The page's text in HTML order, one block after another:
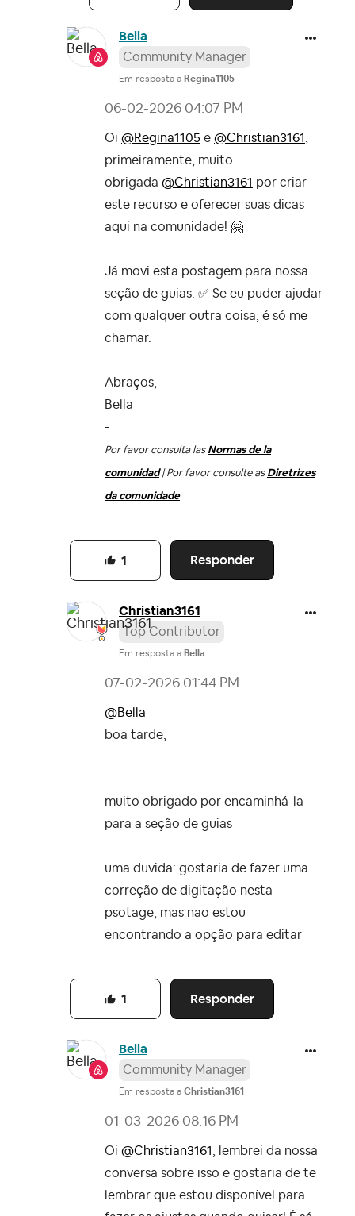
Bella
Community Manager
Em resposta a Regina1105
‎06-02-2026 04:07 PM
Oi @Regina1105 e @Christian3161 ,
primeiramente, muito
obrigada @Christian3161 por criar
este recurso e oferecer suas dicas
aqui na comunidade! 🤗
Já movi esta postagem para nossa
seção de guias. ✅ Se eu puder ajudar
com qualquer outra coisa, é só me
chamar.
Abraços,
Bella
-
Por favor consulta las Normas de la
comunidad| Por favor consulte as Diretrizes
da comunidade
Responder
1
Christian3161
Top Contributor
Em resposta a Bella
‎07-02-2026 01:44 PM
@Bella
boa tarde,
muito obrigado por encaminhá-la
para a seção de guias
uma duvida: gostaria de fazer uma
correção de digitação nesta
psotage, mas nao estou
encontrando a opção para editar
Responder
1
Bella
Community Manager
Em resposta a Christian3161
‎01-03-2026 08:16 PM
Oi @Christian3161
, lembrei da nossa
conversa sobre isso e gostaria de te
lembrar que estou disponível para